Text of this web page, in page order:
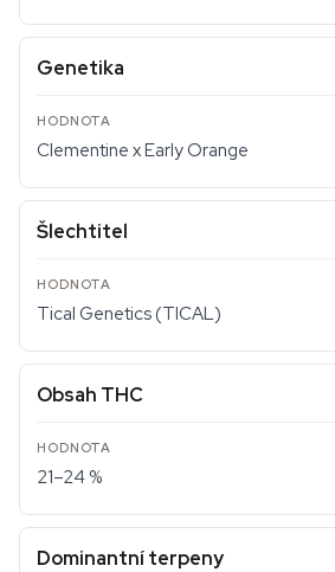
Genetika
Clementine x Early Orange
Šlechtitel
Tical Genetics (TICAL)
Obsah THC
21–24 %
Dominantní terpeny